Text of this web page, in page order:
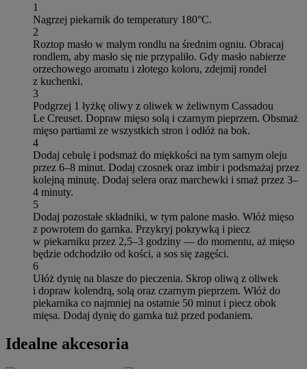
1
Nagrzej piekarnik do temperatury 180°C.
2
Roztop masło w małym rondlu na średnim ogniu. Obracaj
rondlem, aby masło się nie przypaliło. Gdy masło nabierze
orzechowego aromatu i złotego koloru, zdejmij rondel
z kuchenki.
3
Podgrzej 1 łyżkę oliwy z oliwek w żeliwnym Cassadou
Le Creuset. Dopraw mięso solą i czarnym pieprzem. Obsmaż
mięso partiami ze wszystkich stron i odłóż na bok.
4
Dodaj cebulę i podsmaż do miękkości na tym samym oleju
przez 6–8 minut. Dodaj czosnek oraz imbir i podsmażaj przez
kolejną minutę. Dodaj selera oraz marchewki i smaż przez 3–
4 minuty.
5
Dodaj pozostałe składniki, w tym palone masło. Włóż mięso
z powrotem do garnka. Przykryj pokrywką i piecz
w piekarniku przez 2,5–3 godziny — do momentu, aż mięso
będzie odchodziło od kości, a sos się zagęści.
6
Ułóż dynię na blasze do pieczenia. Skrop oliwą z oliwek
i dopraw kolendrą, solą oraz czarnym pieprzem. Włóż do
piekarnika co najmniej na ostatnie 50 minut i piecz obok
mięsa. Dodaj dynię do garnka tuż przed podaniem.
Idealne akcesoria